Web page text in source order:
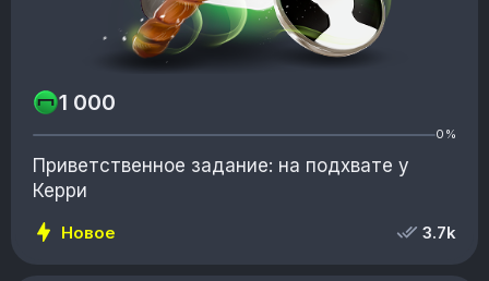
1 000
0%
Приветственное задание: на подхвате у
Керри
Новое 3.7k